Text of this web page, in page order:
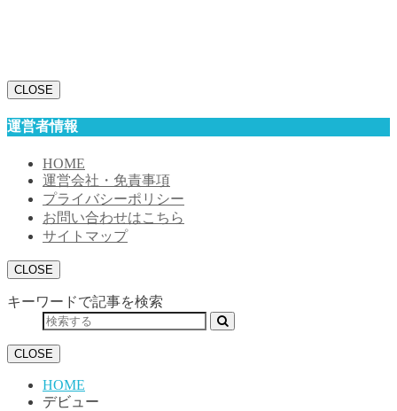
CLOSE
運営者情報
HOME
運営会社・免責事項
プライバシーポリシー
お問い合わせはこちら
サイトマップ
CLOSE
キーワードで記事を検索
CLOSE
HOME
デビュー